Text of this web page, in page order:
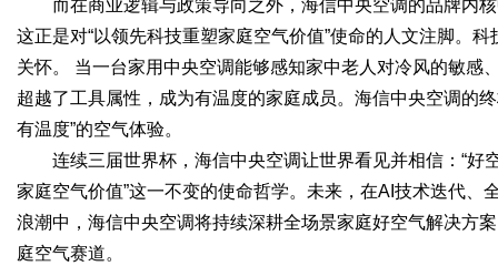
而在商业逻辑与政策导向之外，海信中央空调的品牌内
这正是对“以领先科技重塑家庭空气价值”使命的人文注脚。
关怀。 当一台家用中央空调能够感知家中老人对冷风的敏
超越了工具属性，成为有温度的家庭成员。海信中央空调的
有温度”的空气体验。
连续三届世界杯，海信中央空调让世界看见并相信：“好
家庭空气价值”这一不变的使命哲学。未来，在AI技术迭代
浪潮中，海信中央空调将持续深耕全场景家庭好空气解决方
庭空气赛道。